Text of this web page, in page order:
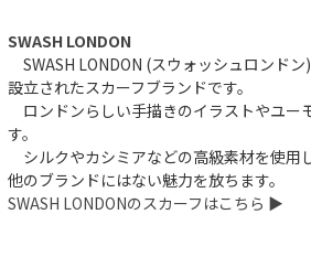
SWASH LONDON
SWASH LONDON (スウォッシュロンド
設立されたスカーフブランドです。
ロンドンらしい手描きのイラストやユー
す。
シルクやカシミアなどの高級素材を使用
他のブランドにはない魅力を放ちます。
SWASH LONDONのスカーフはこちら ▶︎